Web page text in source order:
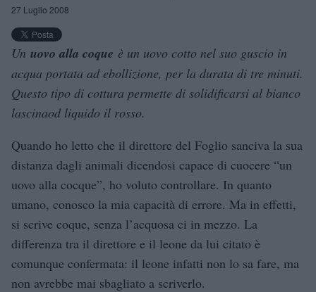
27 Luglio 2008
Un uovo alla coque è un uovo cotto nel suo guscio in
acqua portata ad ebollizione, per la durata di tre minuti.
Questo tipo di cottura permette di solidificarsi al bianco
lascinaod liquido il rosso.
Quando ho letto che il direttore del Foglio sanciva la sua
distanza dagli animali dicendosi capace di cuocere “un
uovo alla cocque”, ho voluto controllare. In quanto
umano, conosco la mia capacità di errore. Ma in effetti,
si scrive coque, senza l’acquosa ci in mezzo. La
differenza tra il direttore e il leone da lui citato è
comunque confermata: il leone infatti non lo sa fare, ma
non avrebbe mai sbagliato a scriverlo.